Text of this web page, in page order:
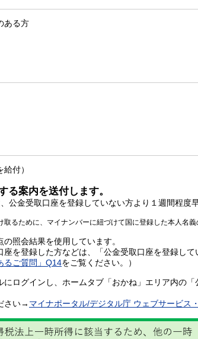
ある方
付）
案内を送付します。
受取口座を登録していない方より１週間程度早
るために、マイナンバーに紐づけて国に登録した本人名義
会結果を使用しています。
録した方などは、「公金受取口座を登録して
るご質問」Q14をご覧ください。）
にログインし、ホームタブ「おかね」エリア内の
さい→ マイナポータル/デジタル庁 ウェブサービス